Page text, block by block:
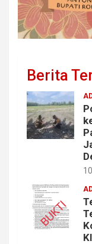
Berita